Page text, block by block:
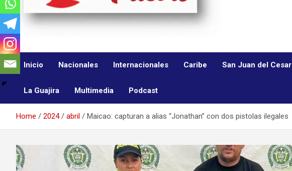
Gente Cultura y Pueblo
Es mejor molestar con la verdad que agradar con adulaciones
Inicio Nacionales Internacionales Caribe San Juan del Cesar
La Guajira Multimedia Podcast
Home 2024 abril Maicao: capturan a alias “Jonathan” con dos pistolas ilegales